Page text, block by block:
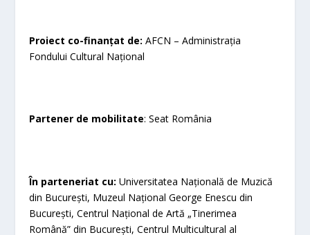
Proiect co-finanțat de:AFCN – Administrația
Fondului Cultural Național
Partener de mobilitate: Seat România
În parteneriat cu:Universitatea Națională de Muzică
din București, Muzeul Național George Enescu din
București, Centrul Național de Artă „Tinerimea
Română” din București, Centrul Multicultural al